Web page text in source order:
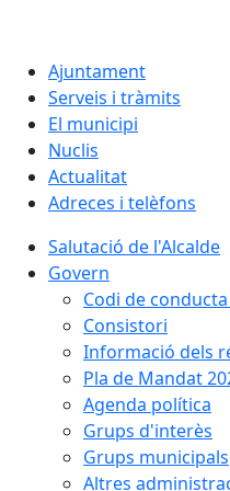
Ajuntament
Serveis i tràmits
El municipi
Nuclis
Actualitat
Adreces i telèfons
Salutació de l'Alcalde
Govern
Codi de
Consistori
Informació dels
Pla de Mandat
Agenda política
Grups d'interès
Grups municipals
Altres